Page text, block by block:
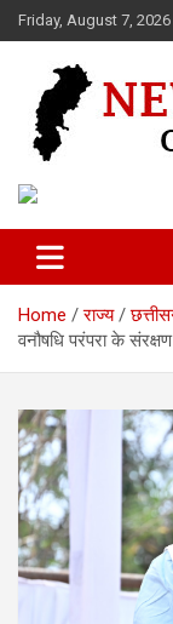
Skip
to
Friday, August 7, 2026
News 36
Home राज्य
वनौषधि परंपरा के